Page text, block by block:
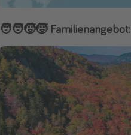
🧑‍🧑‍🧒‍🧒 Familienangebot: